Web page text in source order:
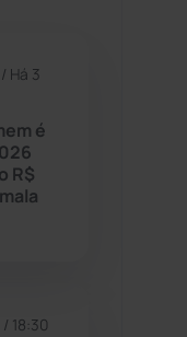
(1504)
(157)
Há 3
é
R$
18:30